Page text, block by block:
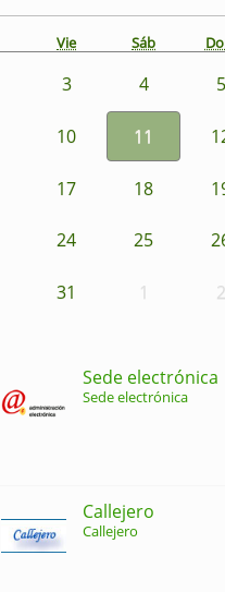
Vie Sáb
3 4 5
10 11
17 18
24 25
31 1 2
Sede electrónica
Sede electrónica
Callejero
Callejero